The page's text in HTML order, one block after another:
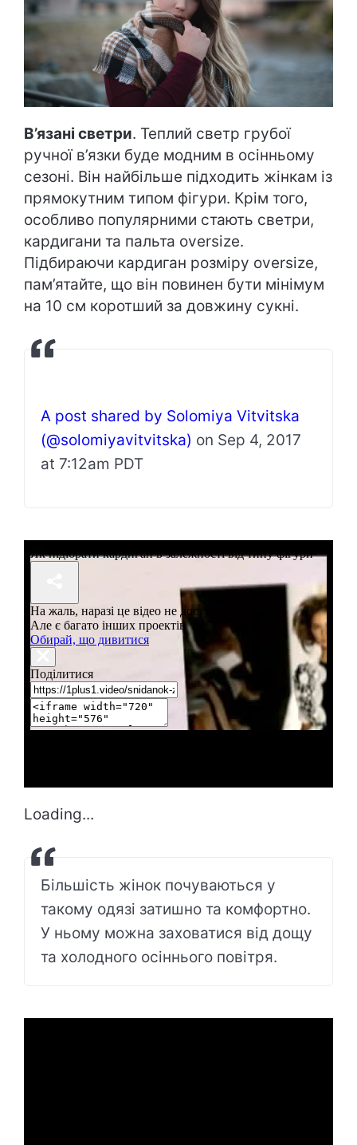
В’язані светри. Теплий светр грубої
ручної в’язки буде модним в осінньому
сезоні. Він найбільше підходить жінкам із
прямокутним типом фігури. Крім того,
особливо популярними стають светри,
кардигани та пальта oversize.
Підбираючи кардиган розміру oversize,
пам’ятайте, що він повинен бути мінімум
на 10 см коротший за довжину сукні.
A post shared by Solomiya Vitvitska
(@solomiyavitvitska) on Sep 4, 2017
at 7:12am PDT
Loading...
Більшість жінок почуваються у
такому одязі затишно та комфортно.
У ньому можна заховатися від дощу
та холодного осіннього повітря.